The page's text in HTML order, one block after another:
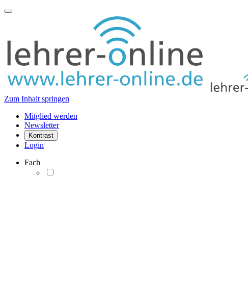
Zum Inhalt springen
Mitglied werden
Newsletter
Kontrast
Login
Fach